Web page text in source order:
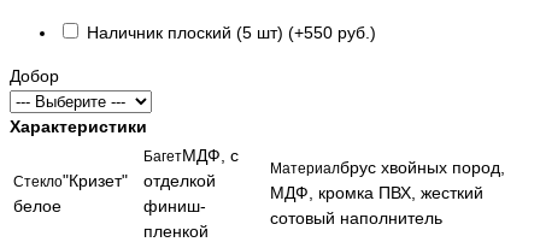
Наличник плоский (5 шт) (+550 руб.)
Добор
Характеристики
Стекло"Кризет"
белое
БагетМДФ, с
отделкой
финиш-
пленкой
Материалбрус хвойных пород,
МДФ, кромка ПВХ, жесткий
сотовый наполнитель